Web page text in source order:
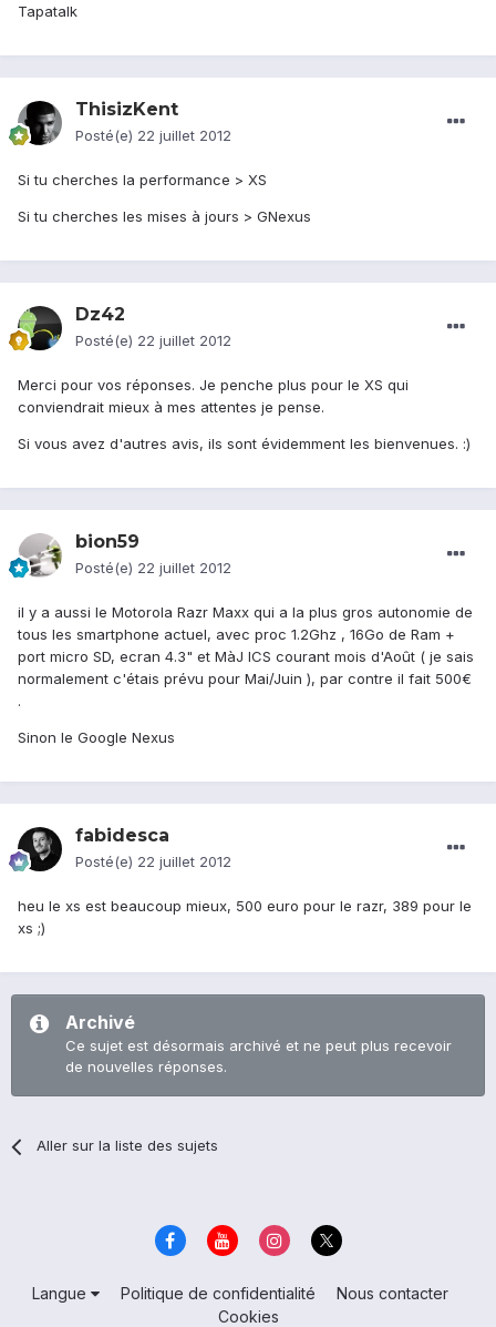
Tapatalk
ThisizKent
Posté(e) 22 juillet 2012
Si tu cherches la performance > XS
Si tu cherches les mises à jours > GNexus
Dz42
Posté(e) 22 juillet 2012
Merci pour vos réponses. Je penche plus pour le XS qui
conviendrait mieux à mes attentes je pense.
Si vous avez d'autres avis, ils sont évidemment les bienvenues. :)
bion59
Posté(e) 22 juillet 2012
il y a aussi le Motorola Razr Maxx qui a la plus gros autonomie de
tous les smartphone actuel, avec proc 1.2Ghz , 16Go de Ram +
port micro SD, ecran 4.3" et MàJ ICS courant mois d'Août ( je sais
normalement c'étais prévu pour Mai/Juin ), par contre il fait 500€
.
Sinon le Google Nexus
fabidesca
Posté(e) 22 juillet 2012
heu le xs est beaucoup mieux, 500 euro pour le razr, 389 pour le
xs ;)
Archivé
Ce sujet est désormais archivé et ne peut plus recevoir
de nouvelles réponses.
Aller sur la liste des sujets
Langue Politique de confidentialité
Nous contacter
Cookies